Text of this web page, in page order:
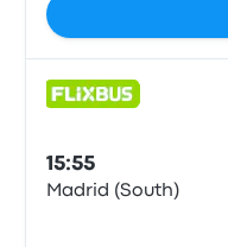
15:55
Madrid (South)